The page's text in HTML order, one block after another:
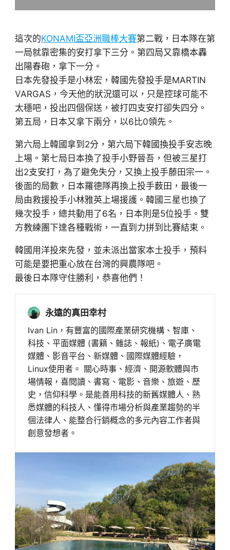
這次的KONAMI盃亞洲職棒大賽第二戰，日本隊在第
一局就靠密集的安打拿下三分。第四局又靠橋本轟
出陽春砲，拿下一分。
日本先發投手是小林宏，韓國先發投手是MARTIN
VARGAS，今天他的狀況還可以，只是控球可能不
太穩吧，投出四個保送，被打四支安打卻失四分。
第五局，日本又拿下兩分，以6比0領先。
第六局上韓國拿到2分，第六局下韓國換投手安志晚
上場。第七局日本換了投手小野晉吾，但被三星打
出2支安打，為了避免失分，又換上投手藤田宗一。
後面的局數，日本羅德隊再換上投手薮田，最後一
局由救援投手小林雅英上場援護。韓國三星也換了
幾次投手，總共動用了6名，日本則是5位投手。雙
方教練團下達各種戰術，一直到力拼到比賽結束。
韓國用洋投來先發，並未派出當家本土投手，預料
可能是要把重心放在台灣的興農隊吧。
最後日本隊守住勝利，恭喜他們！
永遠的真田幸村
Ivan Lin，有豐富的國際產業研究機構、智庫、
科技、平面媒體 (書籍、雜誌、報紙)、電子廣電
媒體、影音平台、新媒體、國際媒體經驗，
Linux使用者。 關心時事、經濟、開源軟體與市
場情報，喜閱讀、書寫、電影、音樂、旅遊、歷
史，信仰科學。是能善用科技的新舊媒體人、熟
悉媒體的科技人、懂得市場分析與產業趨勢的半
個法律人、能整合行銷概念的多元內容工作者與
創意發想者。